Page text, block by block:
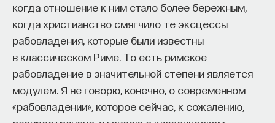
когда отношение к ним стало более бережным,
когда христианство смягчило те эксцессы
рабовладения, которые были известны
в классическом Риме. То есть римское
рабовладение в значительной степени является
модулем. Я не говорю, конечно, о современном
«рабовладении», которое сейчас, к сожалению,
записавшись
на курс «Химия между нейронами:
вещества, которые управляют нами»
Пройдя этот курс, вы научитесь:
— Ориентироваться в общих принципах
работы нашего организма